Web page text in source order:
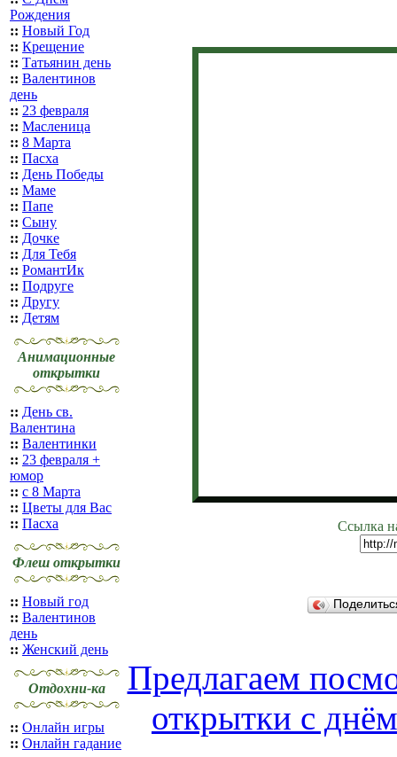
Рождения
:: Новый Год
:: Крещение
:: Татьянин день
:: Валентинов
день
:: 23 февраля
:: Масленица
:: 8 Марта
:: Пасха
:: День Победы
:: Маме
:: Папе
:: Сыну
:: Дочке
:: Для Тебя
:: РомантИк
:: Подруге
:: Другу
:: Детям
Анимационные
открытки
:: День св.
Валентина
:: Валентинки
:: 23 февраля +
юмор
:: с 8 Марта
:: Цветы для Вас
:: Пасха
Флеш открытки
:: Новый год
:: Валентинов
день
:: Женский день
Отдохни-ка
:: Онлайн игры
:: Онлайн гадание
Ссылка
Предлагаем
открытки с